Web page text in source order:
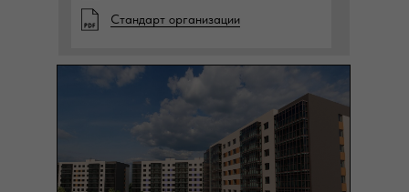
Стандарт организации